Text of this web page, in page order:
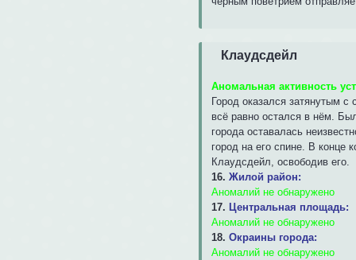
Клаудсдейл
Аномальная активность
Город оказался затянутым
всё равно остался в нём.
города оставалась
город на его спине. В конце
Клаудсдейл, освободив его.
16. Жилой район:
Аномалий не обнаружено
17. Центральная площадь:
Аномалий не обнаружено
18. Окраины города:
Аномалий не обнаружено